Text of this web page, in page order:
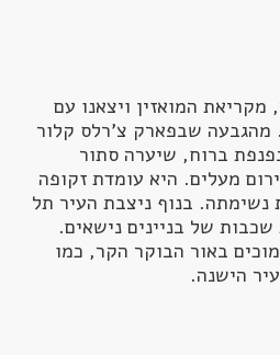
המואזין ויצאנו עם
מהגבעה שבפארק צ'רלס קלור
ברוח, שיערה סתור
מעלים. היא עומדת זקופה
בנוף ניצבת העיר תל
של בניינים נישאים.
באור הבוקר הקר, כמו
הישנה.